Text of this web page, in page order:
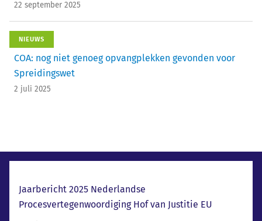
22 september 2025
NIEUWS
COA: nog niet genoeg opvangplekken gevonden voor
Spreidingswet
2 juli 2025
Jaarbericht 2025 Nederlandse
Procesvertegenwoordiging Hof van Justitie EU